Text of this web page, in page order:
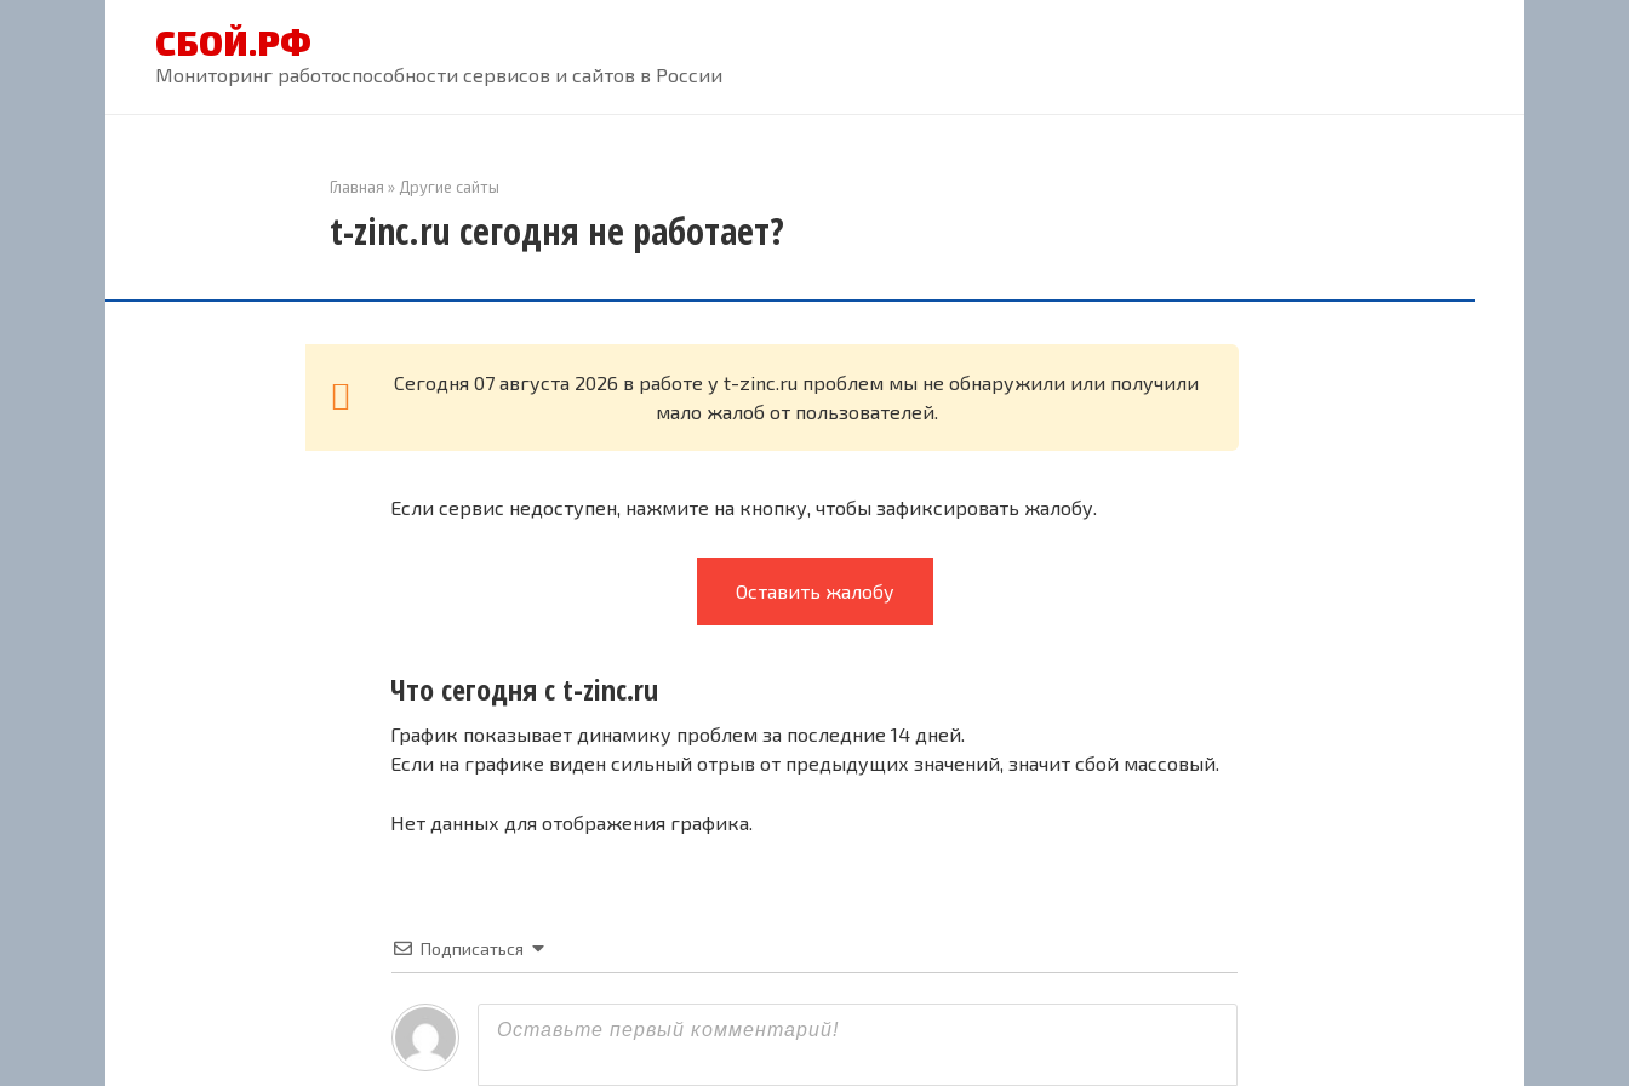
СБОЙ.РФ
Мониторинг работоспособности сервисов и сайтов в России
Главная » Другие сайты
t-zinc.ru сегодня не работает?
Cегодня 07 августа 2026 в работе у t-zinc.ru проблем мы не обнаружили или получили
мало жалоб от пользователей.
Если сервис недоступен, нажмите на кнопку, чтобы зафиксировать жалобу.
Оставить жалобу
Что сегодня с t-zinc.ru
График показывает динамику проблем за последние 14 дней.
Если на графике виден сильный отрыв от предыдущих значений, значит сбой массовый.
Нет данных для отображения графика.
Подписаться